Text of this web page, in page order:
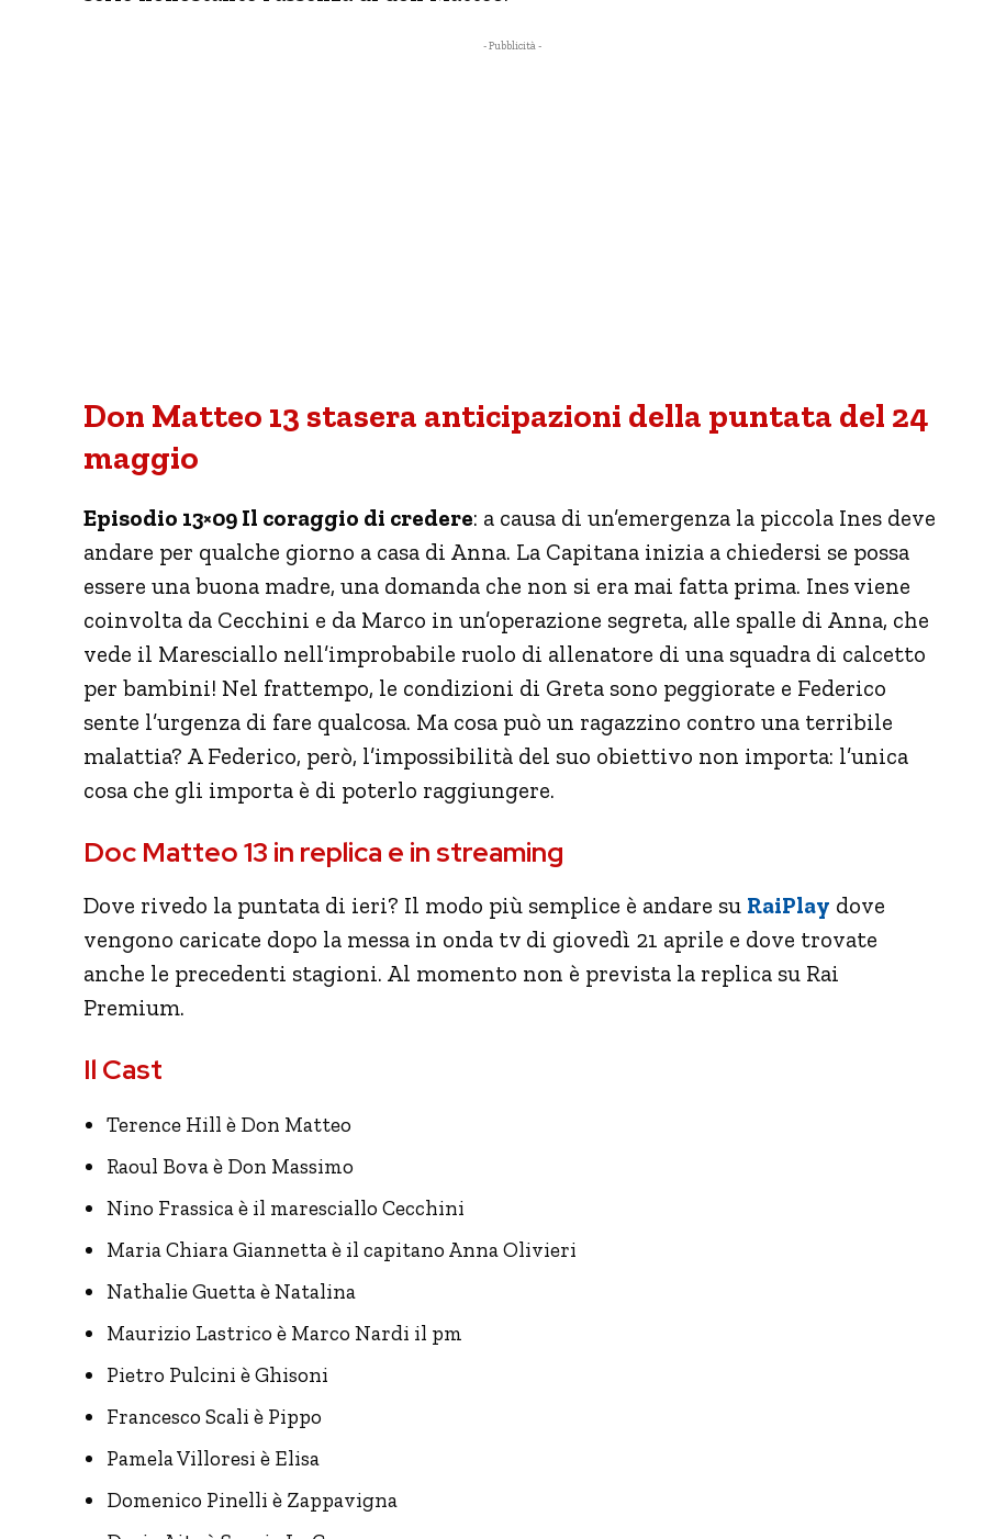
- Pubblicità -
Don Matteo 13 stasera anticipazioni della puntata del 24
maggio
Episodio 13×09 Il coraggio di credere: a causa di un’emergenza la piccola Ines deve
andare per qualche giorno a casa di Anna. La Capitana inizia a chiedersi se possa
essere una buona madre, una domanda che non si era mai fatta prima. Ines viene
coinvolta da Cecchini e da Marco in un’operazione segreta, alle spalle di Anna, che
vede il Maresciallo nell’improbabile ruolo di allenatore di una squadra di calcetto
per bambini! Nel frattempo, le condizioni di Greta sono peggiorate e Federico
sente l’urgenza di fare qualcosa. Ma cosa può un ragazzino contro una terribile
malattia? A Federico, però, l’impossibilità del suo obiettivo non importa: l’unica
cosa che gli importa è di poterlo raggiungere.
Doc Matteo 13 in replica e in streaming
Dove rivedo la puntata di ieri? Il modo più semplice è andare su RaiPlay dove
vengono caricate dopo la messa in onda tv di giovedì 21 aprile e dove trovate
anche le precedenti stagioni. Al momento non è prevista la replica su Rai
Premium.
Il Cast
Terence Hill è Don Matteo
Raoul Bova è Don Massimo
Nino Frassica è il maresciallo Cecchini
Maria Chiara Giannetta è il capitano Anna Olivieri
Nathalie Guetta è Natalina
Maurizio Lastrico è Marco Nardi il pm
Pietro Pulcini è Ghisoni
Francesco Scali è Pippo
Pamela Villoresi è Elisa
Domenico Pinelli è Zappavigna